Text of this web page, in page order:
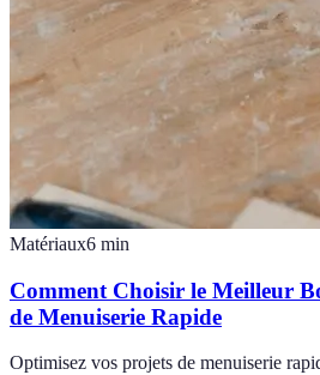
Matériaux6 min
Comment Choisir le Meilleur
de Menuiserie Rapide
Optimisez vos projets de menuiserie